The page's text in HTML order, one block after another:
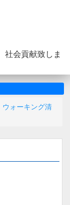
社会貢献致しま
ウォーキング清